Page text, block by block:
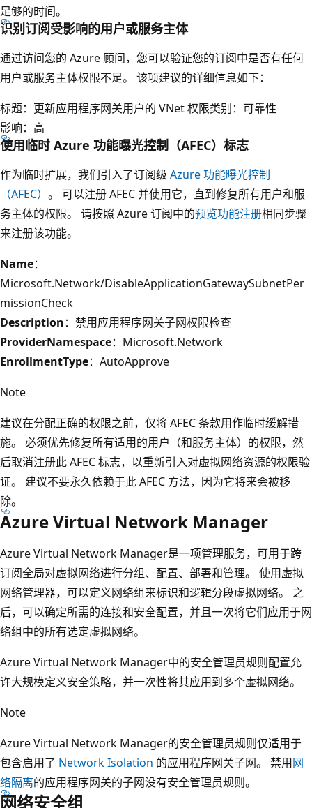
足够的时间。
识别订阅受影响的用户或服务主体
通过访问您的 Azure 顾问，您可以验证您的订阅中是否有任何
用户或服务主体权限不足。 该项建议的详细信息如下：
标题：更新应用程序网关用户的 VNet 权限类别：可靠性
影响：高
使用临时 Azure 功能曝光控制（AFEC）标志
作为临时扩展，我们引入了订阅级 Azure 功能曝光控制
（AFEC） 。 可以注册 AFEC 并使用它，直到修复所有用户和服
务主体的权限。 请按照 Azure 订阅中的预览功能注册相同步骤
来注册该功能。
Name：
Microsoft.Network/DisableApplicationGatewaySubnetPer
missionCheck
Description：禁用应用程序网关子网权限检查
ProviderNamespace：Microsoft.Network
EnrollmentType：AutoApprove
Note
建议在分配正确的权限之前，仅将 AFEC 条款用作临时缓解措
施。 必须优先修复所有适用的用户（和服务主体）的权限，然
后取消注册此 AFEC 标志，以重新引入对虚拟网络资源的权限验
证。 建议不要永久依赖于此 AFEC 方法，因为它将来会被移
除。
Azure Virtual Network Manager
Azure Virtual Network Manager是一项管理服务，可用于跨
订阅全局对虚拟网络进行分组、配置、部署和管理。 使用虚拟
网络管理器，可以定义网络组来标识和逻辑分段虚拟网络。 之
后，可以确定所需的连接和安全配置，并且一次将它们应用于网
络组中的所有选定虚拟网络。
Azure Virtual Network Manager中的安全管理员规则配置允
许大规模定义安全策略，并一次性将其应用到多个虚拟网络。
Note
Azure Virtual Network Manager的安全管理员规则仅适用于
包含启用了 Network Isolation 的应用程序网关子网。 禁用网
络隔离的应用程序网关的子网没有安全管理员规则。
网络安全组